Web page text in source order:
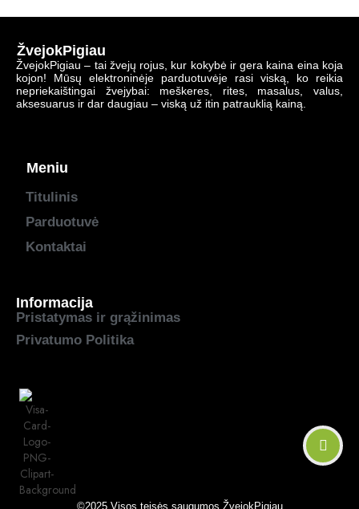
ŽvejokPigiau
ŽvejokPigiau – tai žvejų rojus, kur kokybė ir gera kaina eina koja
kojon! Mūsų elektroninėje parduotuvėje rasi viską, ko reikia
nepriekaištingai žvejybai: meškeres, rites, masalus, valus,
aksesuarus ir dar daugiau – viską už itin patrauklią kainą.
Meniu
Titulinis
Parduotuvė
Kontaktai
Informacija
Pristatymas ir grąžinimas
Privatumo Politika
©2025 Visos teisės saugumos ŽvejokPigiau